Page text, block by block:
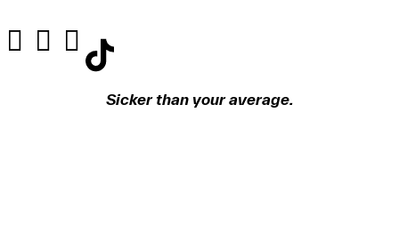
Sicker than your average.